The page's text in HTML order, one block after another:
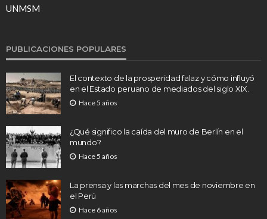
UNMSM
PUBLICACIONES POPULARES
El contexto de la prosperidad falaz y cómo influyó
en el Estado peruano de mediados del siglo XIX.
Hace 5 años
¿Qué significo la caída del muro de Berlín en el
mundo?
Hace 5 años
La prensa y las marchas del mes de noviembre en
el Perú
Hace 6 años